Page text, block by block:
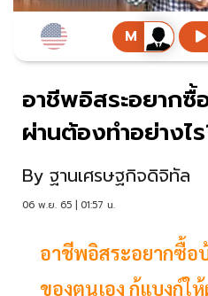
อาชีพอิสระอยากซื้
ผ่านต้องทำอย่างไ
By ฐานเศรษฐกิจดิจิทัล
06 พ.ย. 65 | 01:57 น.
อาชีพอิสระอยากซื้อ
ของตนเอง กู้แบงก์ใ